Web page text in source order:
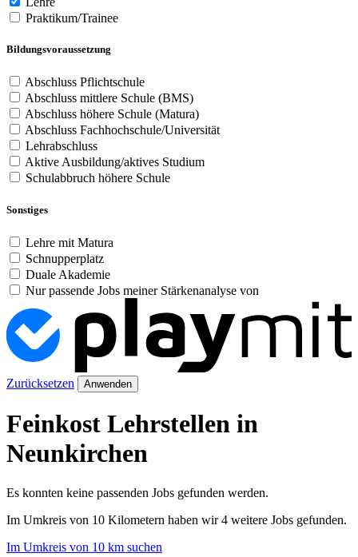
Praktikum/Trainee
Bildungsvoraussetzung
Abschluss Pflichtschule
Abschluss mittlere Schule (BMS)
Abschluss höhere Schule (Matura)
Abschluss Fachhochschule/Universität
Lehrabschluss
Aktive Ausbildung/aktives Studium
Schulabbruch höhere Schule
Sonstiges
Lehre mit Matura
Schnupperplatz
Duale Akademie
Nur passende Jobs meiner Stärkenanalyse von
Zurücksetzen Anwenden
Feinkost Lehrstellen in
Neunkirchen
Es konnten keine passenden Jobs gefunden werden.
Im Umkreis von 10 Kilometern haben wir4 weitere Jobs gefunden.
Im Umkreis von 10 km suchen